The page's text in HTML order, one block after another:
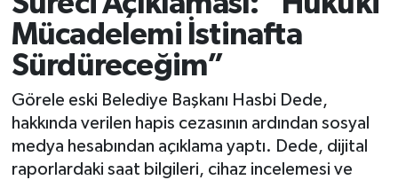
Mücadelemi İstinafta
Sürdüreceğim”
Görele eski Belediye Başkanı Hasbi Dede,
hakkında verilen hapis cezasının ardından sosyal
medya hesabından açıklama yaptı. Dede, dijital
raporlardaki saat bilgileri, cihaz incelemesi ve
Mevzuat